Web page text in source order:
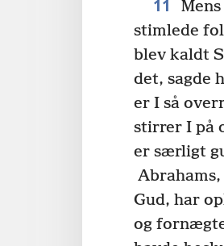
11
stimlede
blev kaldt
det, sagde
er I så
stirrer I på
er særligt
Abrahams,
Gud, har
og